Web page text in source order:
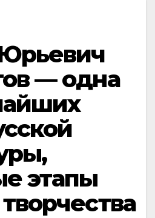
— одна
этапы